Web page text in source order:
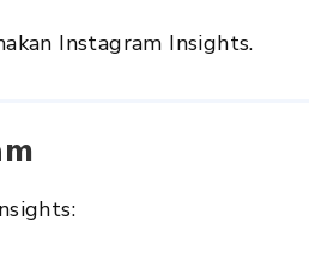
Instagram Insights.